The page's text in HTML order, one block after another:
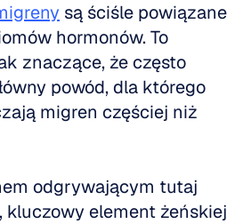
są ściśle powiązane
hormonów. To
znaczące, że często
powód, dla którego
migren częściej niż
odgrywającym tutaj
kluczowy element żeńskiej